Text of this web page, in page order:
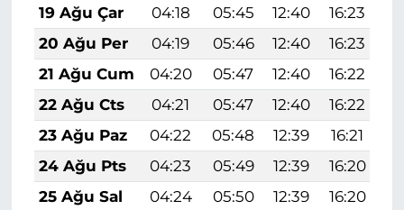
19 Ağu Çar
04:18 05:45 12:40 16:23
20 Ağu Per
04:19 05:46 12:40 16:23
21 Ağu Cum
04:20 05:47 12:40 16:22
22 Ağu Cts
04:21 05:47 12:40 16:22
23 Ağu Paz
04:22 05:48 12:39 16:21
24 Ağu Pts
04:23 05:49 12:39 16:20
25 Ağu Sal
04:24 05:50 12:39 16:20